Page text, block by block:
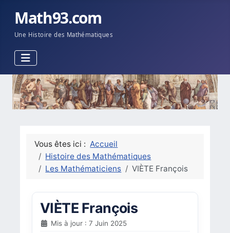
Math93.com
Une Histoire des Mathématiques
Vous êtes ici : Accueil
Histoire des Mathématiques
Les Mathématiciens
VIÈTE François
VIÈTE François
Mis à jour : 7 Juin 2025